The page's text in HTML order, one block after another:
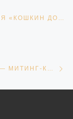
ПРЕМЬЕРА КУКОЛЬНОГО СПЕКТАКЛЯ «КОШКИН ДОМ»